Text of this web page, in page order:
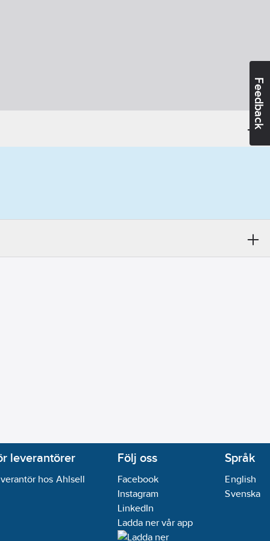
Feedback
leverantörer
hos Ahlsell
Följ oss
Facebook
Instagram
LinkedIn
Ladda ner vår app
Språk
English
Svenska